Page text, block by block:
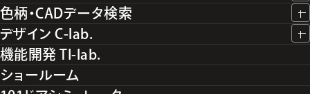
色柄・CADデータ検索
デザイン C-lab.
機能開発 TI-lab.
ショールーム